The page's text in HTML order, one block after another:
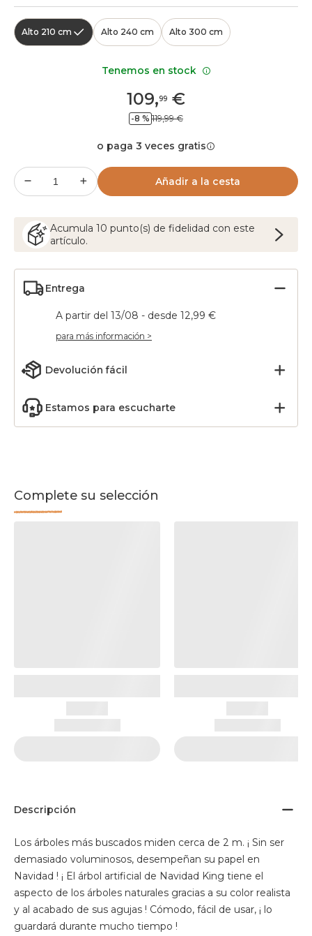
Alto 210 cm Alto 240 cm Alto 300 cm
109,99 €
-8 % 119,99 €
o paga 3 veces gratis
Añadir a la cesta
Acumula 10 punto(s) de fidelidad con este
artículo.
Entrega
A partir del 13/08 - desde 12,99 €
para más información >
Devolución fácil
Estamos para escucharte
Complete su selección
Descripción
Los árboles más buscados miden cerca de 2 m. ¡ Sin ser
demasiado voluminosos, desempeñan su papel en
Navidad ! ¡ El árbol artificial de Navidad King tiene el
aspecto de los árboles naturales gracias a su color realista
y al acabado de sus agujas ! Cómodo, fácil de usar, ¡ lo
guardará durante mucho tiempo !